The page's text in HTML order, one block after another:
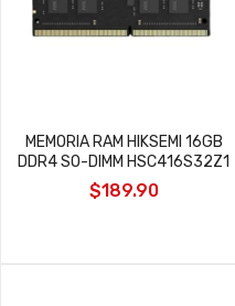
MEMORIA RAM HIKSEMI 16GB
DDR4 SO-DIMM HSC416S32Z1
$189.90